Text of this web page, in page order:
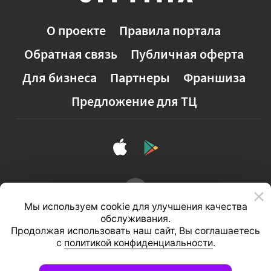
О проекте
Правила портала
Обратная связь
Публичная оферта
Для бизнеса
Партнеры
Франшиза
Предложение для ТЦ
Полная версия сайта
Мы используем cookie для улучшения качества
обслуживания.
Продолжая использовать наш сайт, Вы соглашаетесь
с политикой конфиденциальности.